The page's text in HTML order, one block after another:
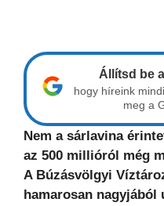
Állítsd be
hogy híreink
meg a
Nem a sárlavina
az 500 millióról még
A Búzásvölgyi
hamarosan